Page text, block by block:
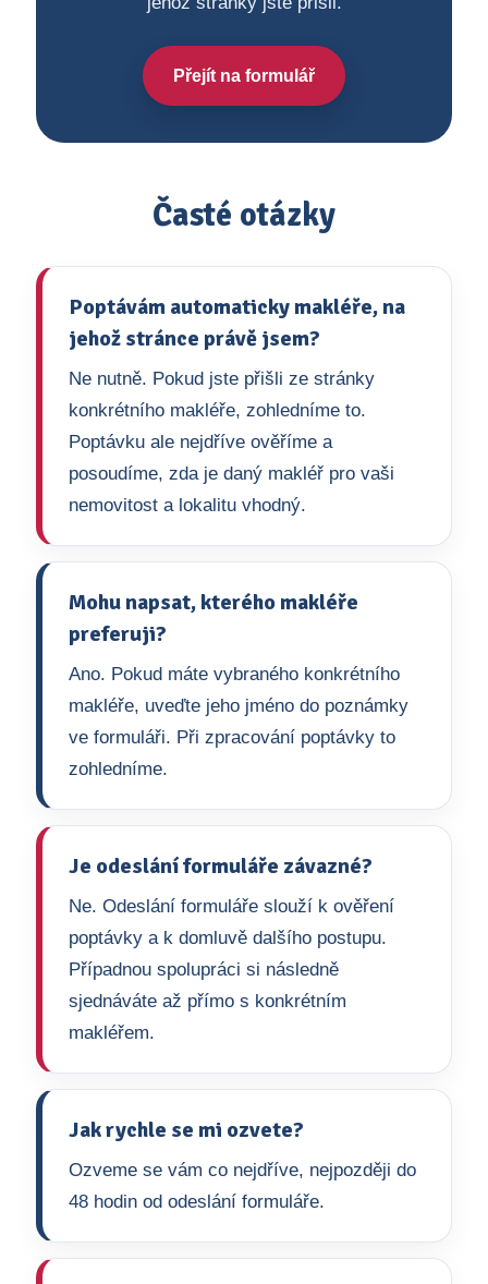
Přejít na formulář
Časté otázky
Poptávám automaticky makléře, na
jehož stránce právě jsem?
Ne nutně. Pokud jste přišli ze stránky
konkrétního makléře, zohledníme to.
Poptávku ale nejdříve ověříme a
posoudíme, zda je daný makléř pro vaši
nemovitost a lokalitu vhodný.
Mohu napsat, kterého makléře
preferuji?
Ano. Pokud máte vybraného konkrétního
makléře, uveďte jeho jméno do poznámky
ve formuláři. Při zpracování poptávky to
zohledníme.
Je odeslání formuláře závazné?
Ne. Odeslání formuláře slouží k ověření
poptávky a k domluvě dalšího postupu.
Případnou spolupráci si následně
sjednáváte až přímo s konkrétním
makléřem.
Jak rychle se mi ozvete?
Ozveme se vám co nejdříve, nejpozději do
48 hodin od odeslání formuláře.